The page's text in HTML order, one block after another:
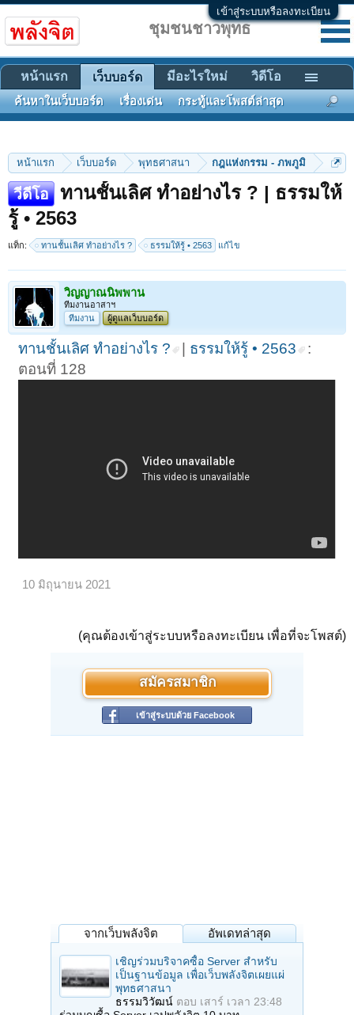
เข้าสู่ระบบหรือลงทะเบียน
หน้าแรก เว็บบอร์ด พุทธศาสนา กฎแห่งกรรม - ภพภูมิ
วีดีโอ
ทานชั้นเลิศ ทำอย่างไร ? | ธรรมให้
รู้ • 2563
แท็ก: ทานชั้นเลิศ ทำอย่างไร ? ธรรมให้รู้ • 2563 แก้ไข
วิญญาณนิพพาน
ทีมงานอาสาฯ
ทีมงาน
ผู้ดูแลเว็บบอร์ด
ทานชั้นเลิศ ทำอย่างไร ? ธรรมให้รู้ • 2563
:
ตอนที่ 128
10 มิถุนายน 2021
(คุณต้องเข้าสู่ระบบหรือลงทะเบียน เพื่อที่จะโพสต์)
สมัครสมาชิก
เข้าสู่ระบบด้วย Facebook
จากเว็บพลังจิต อัพเดทล่าสุด
เชิญร่วมบริจาคซื้อ Server สำหรับ
เป็นฐานข้อมูล เพื่อเว็บพลังจิตเผยแผ่
พุทธศาสนา
ธรรมวิวัฒน์ ตอบ เสาร์ เวลา 23:48
ชุมชนชาวพุทธ
หน้าแรก เว็บบอร์ด
ค้นหาในเว็บบอร์ด เรื่องเด่น กระทู้และโพสต์ล่าสุด
มีอะไรใหม่ วิดีโอ